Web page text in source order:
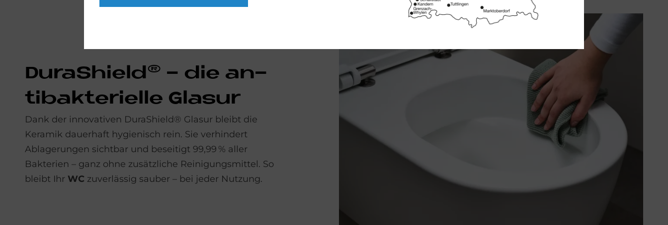
Du­ra­Shiel­d® - die an­
ti­bak­te­ri­el­le Gla­sur
Dank der innovativen DuraShield® Glasur bleibt die
Keramik dauerhaft hygienisch rein. Sie verhindert
Ablagerungen sichtbar und beseitigt 99,99 % aller
Bakterien – ganz ohne zusätzliche Reinigungsmittel. So
bleibt Ihr WC zuverlässig sauber – bei jeder Nutzung.